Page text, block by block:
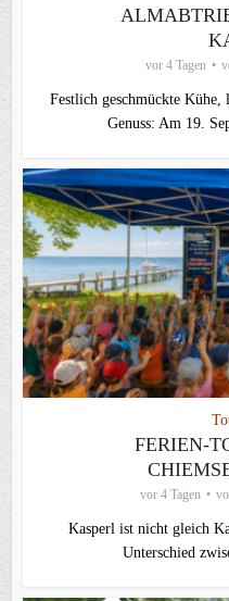
vor 4 Tagen
Festlich geschmückte
Genuss: Am 19.
FERIEN-
vor 4 Tagen
Kasperl ist nicht gleich
Unterschied